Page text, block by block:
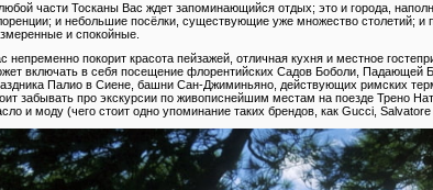
части Тосканы Вас ждет запоминающийся отдых; это и города,
и небольшие посёлки, существующие уже множество столетий;
и спокойные.
непременно покорит красота пейзажей, отличная кухня и местное
включать в себя посещение флорентийских Садов Боболи, Падающей
Палио в Сиене, башни Сан-Джиминьяно, действующих римских
забывать про экскурсии по живописнейшим местам на поезде Трено
и моду (чего стоит одно упоминание таких брендов, как Gucci,